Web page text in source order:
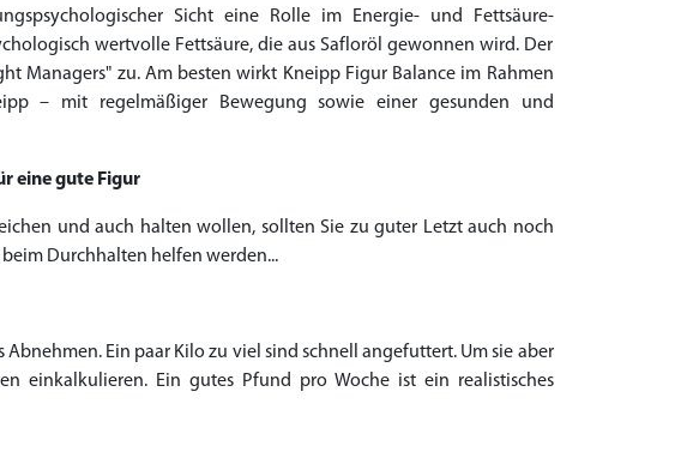
Sicht eine Rolle im Energie- und Fettsäure-
wertvolle Fettsäure, die aus Safloröl gewonnen wird. Der
Managers" zu. Am besten wirkt Kneipp Figur Balance im Rahmen
– mit regelmäßiger Bewegung sowie einer gesunden und
eine gute Figur
und auch halten wollen, sollten Sie zu guter Letzt auch noch
Durchhalten helfen werden...
Ein paar Kilo zu viel sind schnell angefuttert. Um sie aber
einkalkulieren. Ein gutes Pfund pro Woche ist ein realistisches
shop to Cart
to Cart
to Cart
shop to Cart
to Cart
to Cart
Tabs
shop to Cart
Jelly
to Cart
to Cart
to Cart
shop to Cart
shop to Cart
shop to Cart
shop to Cart
Jelly
shop to Cart
Dapoxetin
to Cart
shop to Cart
hua
shop to Cart
to Cart
to Cart
shop to Cart
shop to Cart